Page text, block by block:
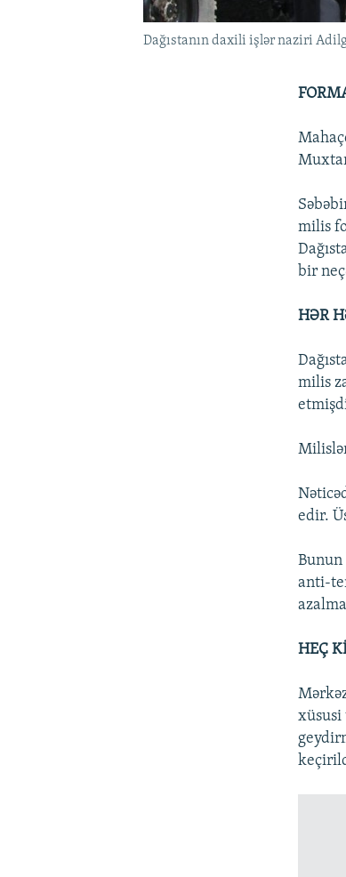
Dağıstanın daxili işlər naziri
milis
bir
HƏR
milis
edir.
Bunun
anti-
HEÇ
xüsusi